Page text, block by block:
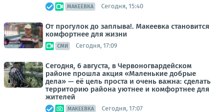
МАКЕЕВКА Сегодня, 15:40
От прогулок до заплыва!. Макеевка становится
комфортнее для жизни
СМИ Сегодня, 17:09
Сегодня, 6 августа, в Червоногвардейском
районе прошла акция «Маленькие добрые
дела» — её цель проста и очень важна: сделать
территорию района уютнее и комфортнее для
жителей
МАКЕЕВКА Сегодня, 17:07